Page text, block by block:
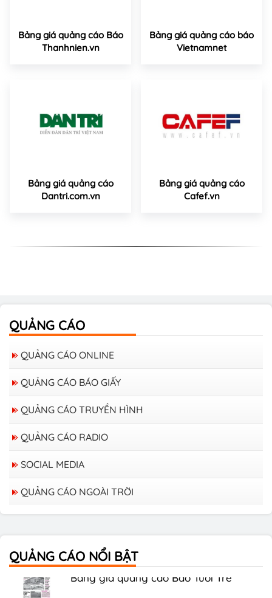
Bảng giá quảng cáo Báo
Thanhnien.vn
Bảng giá quảng cáo báo
Vietnamnet
Bảng giá quảng cáo
Dantri.com.vn
Bảng giá quảng cáo
Cafef.vn
QUẢNG CÁO
QUẢNG CÁO ONLINE
QUẢNG CÁO BÁO GIẤY
QUẢNG CÁO TRUYỀN HÌNH
QUẢNG CÁO RADIO
SOCIAL MEDIA
QUẢNG CÁO NGOÀI TRỜI
QUẢNG CÁO NỔI BẬT